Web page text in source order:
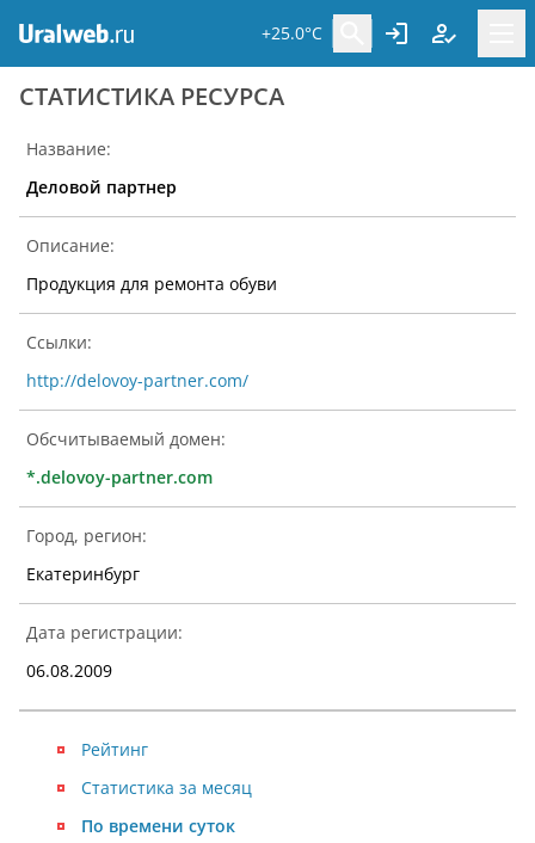
+25.0°C
CТАТИСТИКА РЕСУРСА
Название:
Деловой партнер
Описание:
Продукция для ремонта обуви
Ссылки:
http://delovoy-partner.com/
Обсчитываемый домен:
*.delovoy-partner.com
Город, регион:
Екатеринбург
Дата регистрации:
06.08.2009
Рейтинг
Статистика за месяц
По времени суток